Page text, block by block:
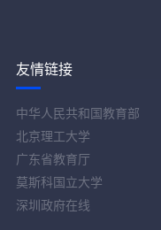
友情链接
中华人民共和国教育部
北京理工大学
广东省教育厅
莫斯科国立大学
深圳政府在线